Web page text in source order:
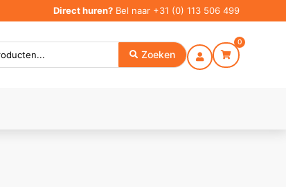
Direct huren?Bel naar +31 (0) 113 506 499
Zoeken
0